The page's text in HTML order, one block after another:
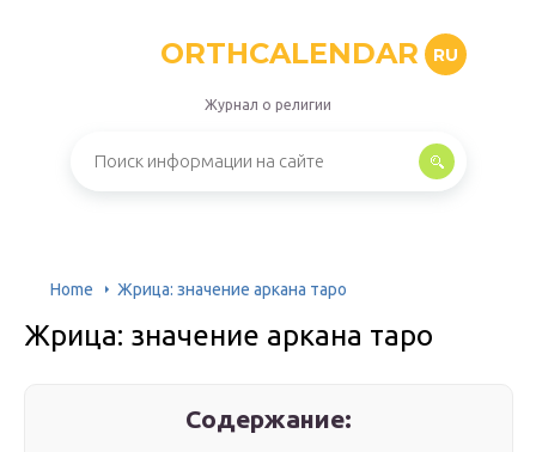
ORTHCALENDAR RU
Журнал о религии
Home Жрица: значение аркана таро
Жрица: значение аркана таро
Содержание: